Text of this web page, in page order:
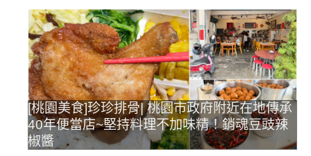
[桃園美食]珍珍排骨| 桃園市政府附近在地傳承
40年便當店~堅持料理不加味精！銷魂豆豉辣
椒醬